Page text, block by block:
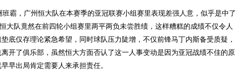
，广州恒大队在本赛季的亚冠联赛小组赛里表现差强人意，似乎是中了
大队竟然在前四轮小组赛里两平两负未尝胜绩，这样糟糕的成绩不仅令人
底仅存理论紧急希望，同时球队压力陡增，不仅前锋马丁内斯备受质疑，
开了俱乐部，虽然恒大方面否认了这一人事变动是因为亚冠战绩不佳的原
早出局肯定需要人来承担责任。